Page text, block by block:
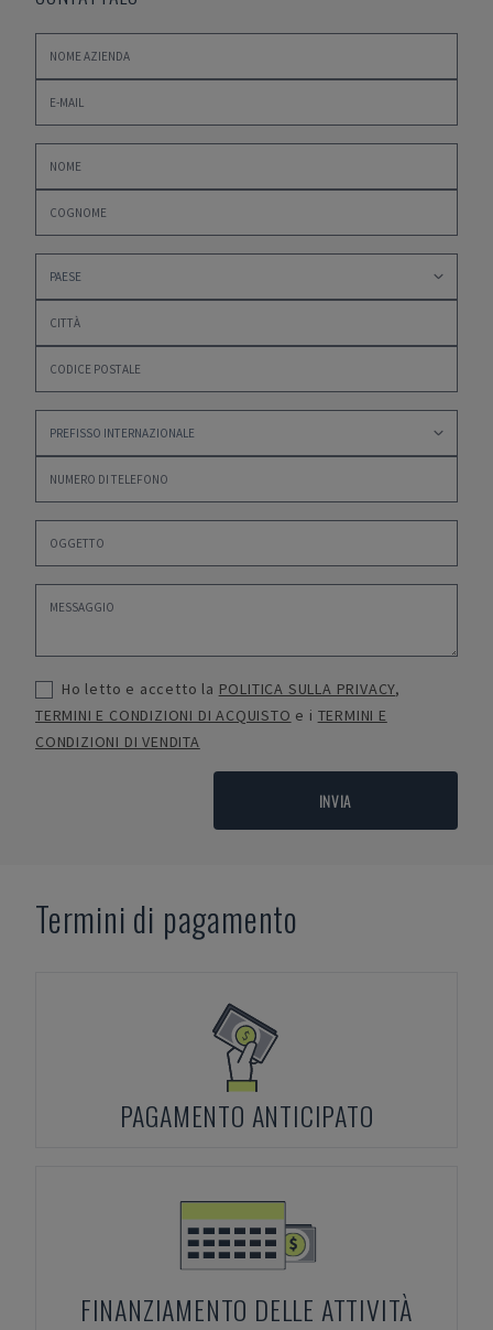
Ho letto e accetto la POLITICA SULLA PRIVACY,
TERMINI E CONDIZIONI DI ACQUISTO e i TERMINI E
CONDIZIONI DI VENDITA
INVIA
Termini di pagamento
PAGAMENTO ANTICIPATO
FINANZIAMENTO DELLE ATTIVITÀ